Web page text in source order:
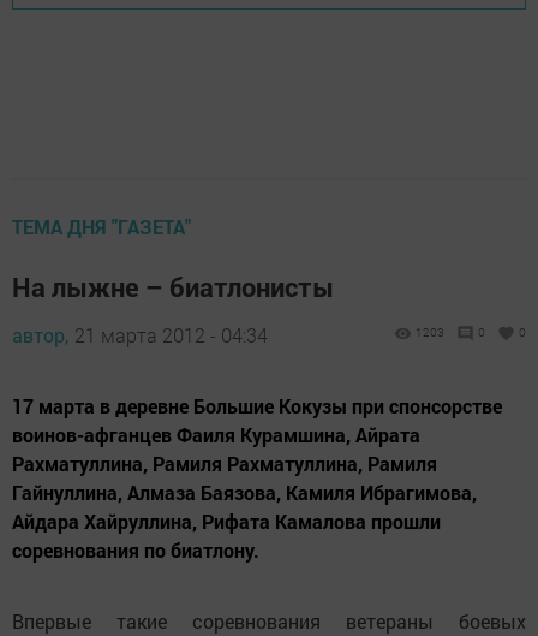
ТЕМА ДНЯ "ГАЗЕТА"
На лыжне – биатлонисты
автор, 21 марта 2012 - 04:34 1203 0 0
17 марта в деревне Большие Кокузы при спонсорстве
воинов-афганцев Фаиля Курамшина, Айрата
Рахматуллина, Рамиля Рахматуллина, Рамиля
Гайнуллина, Алмаза Баязова, Камиля Ибрагимова,
Айдара Хайруллина, Рифата Камалова прошли
соревнования по биатлону.
Впервые такие соревнования ветераны боевых